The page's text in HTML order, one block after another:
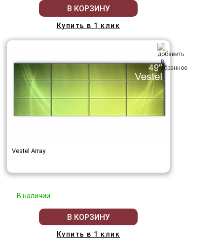
В КОРЗИНУ
Купить в 1 клик
Vestel Array
В наличии
В КОРЗИНУ
Купить в 1 клик